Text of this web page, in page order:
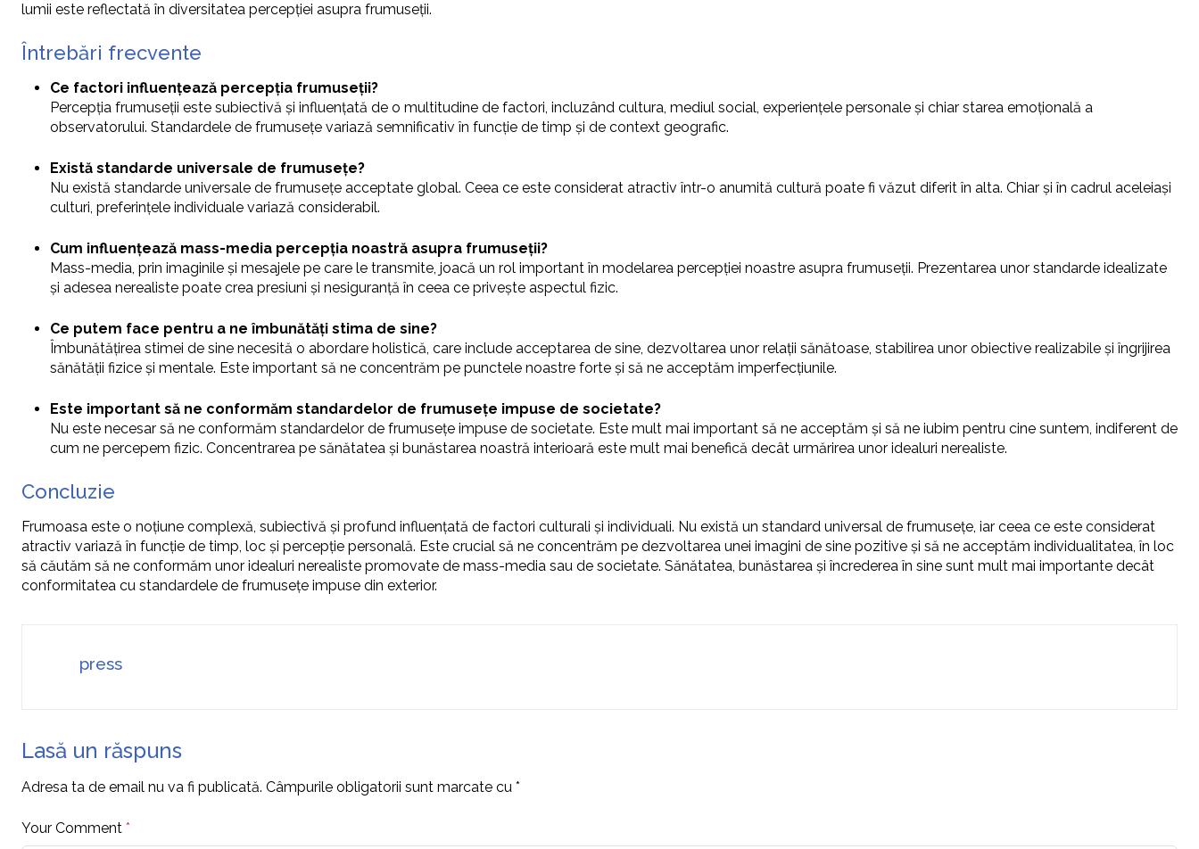
lumii este reflectată în diversitatea percepției asupra frumuseții.
Întrebări frecvente
Ce factori influențează percepția frumuseții?
Percepția frumuseții este subiectivă și influențată de o multitudine de factori, incluzând cultura, mediul social, experiențele personale și chiar starea emoțională a
observatorului. Standardele de frumusețe variază semnificativ în funcție de timp și de context geografic.
Există standarde universale de frumusețe?
Nu există standarde universale de frumusețe acceptate global. Ceea ce este considerat atractiv într-o anumită cultură poate fi văzut diferit în alta. Chiar și în cadrul aceleiași
culturi, preferințele individuale variază considerabil.
Cum influențează mass-media percepția noastră asupra frumuseții?
Mass-media, prin imaginile și mesajele pe care le transmite, joacă un rol important în modelarea percepției noastre asupra frumuseții. Prezentarea unor standarde idealizate
și adesea nerealiste poate crea presiuni și nesiguranță în ceea ce privește aspectul fizic.
Ce putem face pentru a ne îmbunătăți stima de sine?
Îmbunătățirea stimei de sine necesită o abordare holistică, care include acceptarea de sine, dezvoltarea unor relații sănătoase, stabilirea unor obiective realizabile și îngrijirea
sănătății fizice și mentale. Este important să ne concentrăm pe punctele noastre forte și să ne acceptăm imperfecțiunile.
Este important să ne conformăm standardelor de frumusețe impuse de societate?
Nu este necesar să ne conformăm standardelor de frumusețe impuse de societate. Este mult mai important să ne acceptăm și să ne iubim pentru cine suntem, indiferent de
cum ne percepem fizic. Concentrarea pe sănătatea și bunăstarea noastră interioară este mult mai benefică decât urmărirea unor idealuri nerealiste.
Concluzie
Frumoasa este o noțiune complexă, subiectivă și profund influențată de factori culturali și individuali. Nu există un standard universal de frumusețe, iar ceea ce este considerat
atractiv variază în funcție de timp, loc și percepție personală. Este crucial să ne concentrăm pe dezvoltarea unei imagini de sine pozitive și să ne acceptăm individualitatea, în loc
să căutăm să ne conformăm unor idealuri nerealiste promovate de mass-media sau de societate. Sănătatea, bunăstarea și încrederea în sine sunt mult mai importante decât
conformitatea cu standardele de frumusețe impuse din exterior.
press
Lasă un răspuns
Adresa ta de email nu va fi publicată. Câmpurile obligatorii sunt marcate cu *
Your Comment *